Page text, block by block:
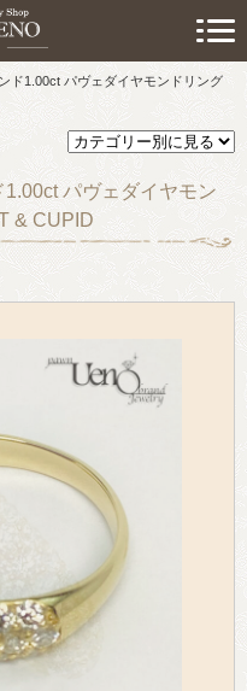
ド1.00ct パヴェダイヤモンドリング
パヴェダイヤモン
& CUPID
の方へ
たい方
たい方
い方
扱い品目
ッフおすすめ情報
せ
ンペーン情報
セス
るご質問